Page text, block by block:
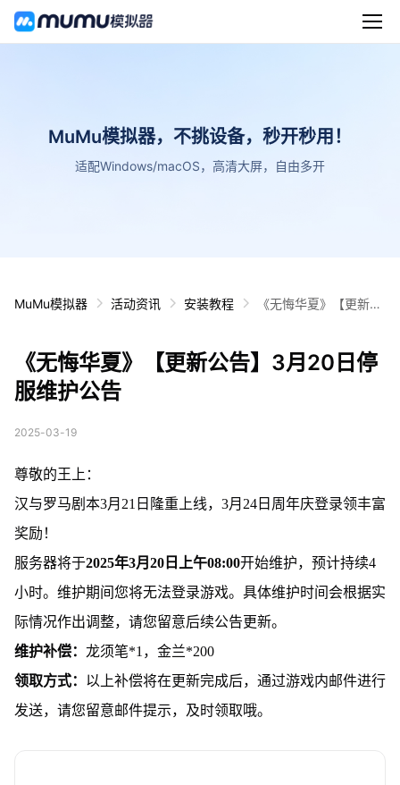
MuMu模拟器，不挑设备，秒开秒用！
适配Windows/macOS，高清大屏，自由多开
MuMu模拟器 活动资讯 安装教程
《无悔华夏》【更新公
《无悔华夏》【更新公告】3月20日停
服维护公告
2025-03-19
尊敬的王上：
汉与罗马剧本3月21日隆重上线，3月24日周年庆登录领丰富
奖励！
服务器将于2025年3月20日上午08:00开始维护，预计持续4
小时。维护期间您将无法登录游戏。具体维护时间会根据实
际情况作出调整，请您留意后续公告更新。
维护补偿： 龙须笔*1，金兰*200
领取方式： 以上补偿将在更新完成后，通过游戏内邮件进行
发送，请您留意邮件提示，及时领取哦。